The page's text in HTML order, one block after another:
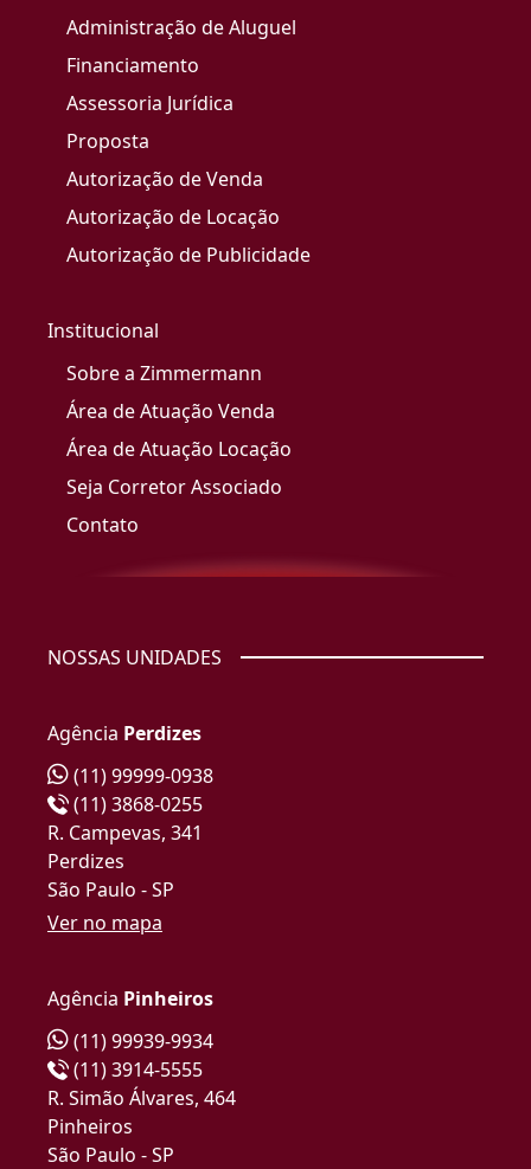
Administração de Aluguel
Financiamento
Assessoria Jurídica
Proposta
Autorização de Venda
Autorização de Locação
Autorização de Publicidade
Institucional
Sobre a Zimmermann
Área de Atuação Venda
Área de Atuação Locação
Seja Corretor Associado
Contato
NOSSAS UNIDADES
Agência Perdizes
(11) 99999-0938
(11) 3868-0255
R. Campevas, 341
Perdizes
São Paulo - SP
Ver no mapa
Agência Pinheiros
(11) 99939-9934
(11) 3914-5555
R. Simão Álvares, 464
Pinheiros
São Paulo - SP